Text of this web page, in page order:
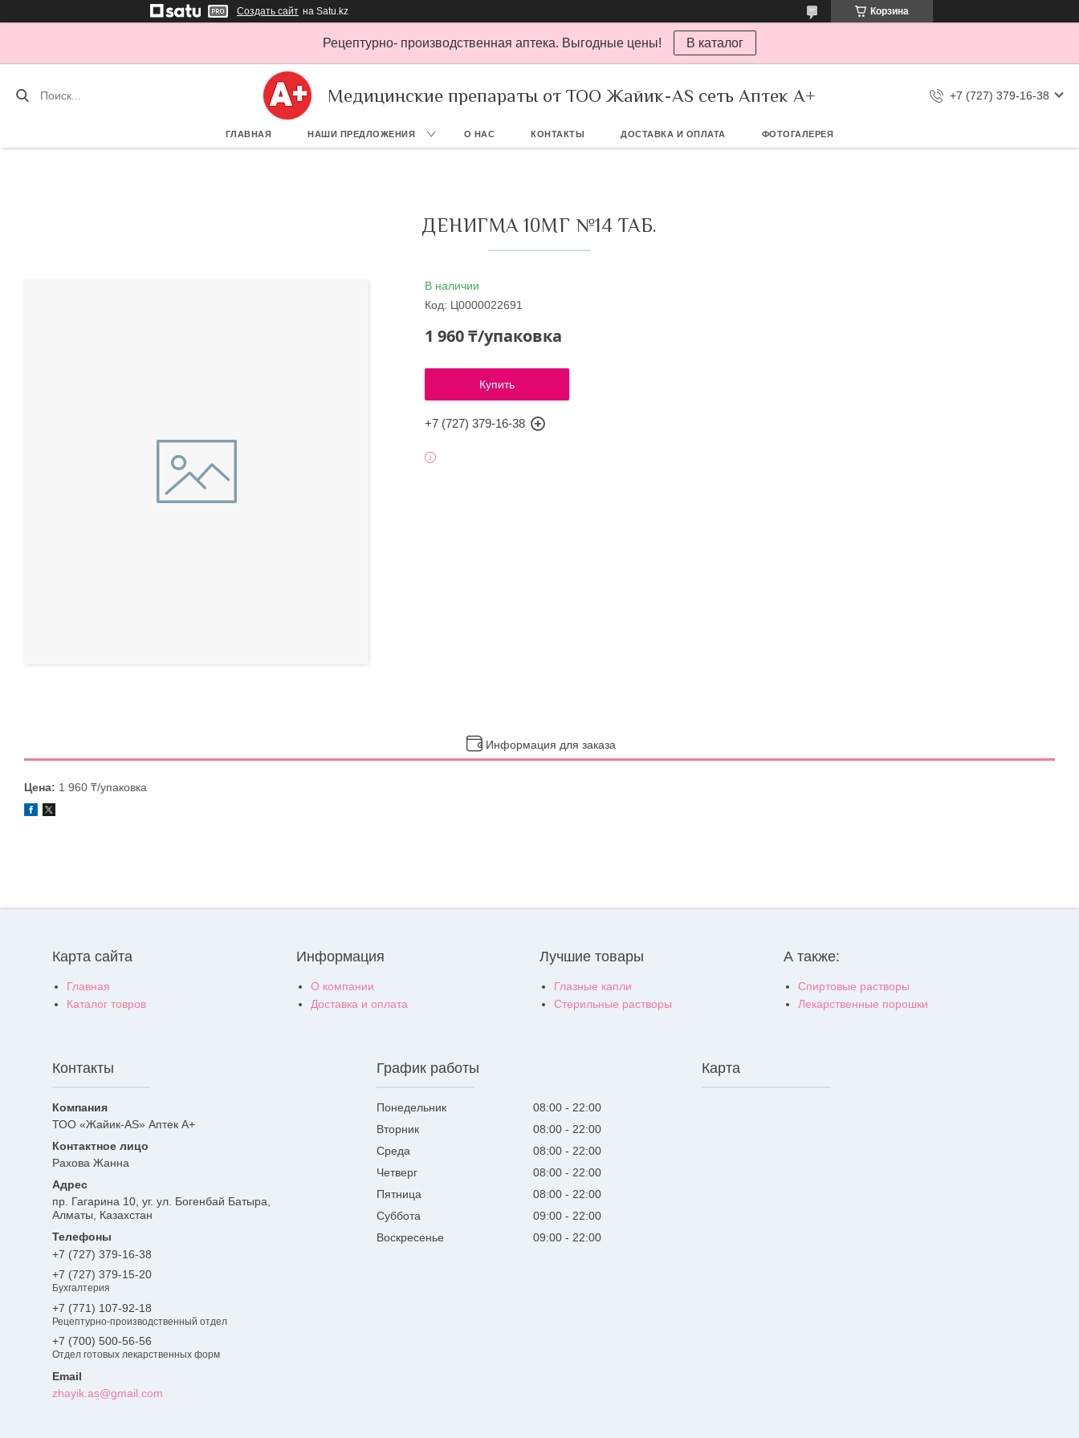
Создать сайт на Satu.kz Корзина
Рецептурно- производственная аптека. Выгодные цены! В каталог
Медицинские препараты от ТОО Жайик-AS сеть Аптек А+ +7 (727) 379-16-38
ГЛАВНАЯ НАШИ ПРЕДЛОЖЕНИЯ О НАС КОНТАКТЫ ДОСТАВКА И ОПЛАТА ФОТОГАЛЕРЕЯ
ДЕНИГМА 10МГ №14 ТАБ.
В наличии
Код: Ц0000022691
1 960 ₸/упаковка
Купить
+7 (727) 379-16-38
Информация для заказа
Цена: 1 960 ₸/упаковка
Карта сайта
Главная
Каталог товров
Информация
О компании
Доставка и оплата
Лучшие товары
Глазные капли
Стерильные растворы
А также:
Спиртовые растворы
Лекарственные порошки
Контакты
ТОО «Жайик-AS» Аптек А+
Рахова Жанна
пр. Гагарина 10, уг. ул. Богенбай Батыра,
Алматы, Казахстан
+7 (727) 379-16-38
+7 (727) 379-15-20
Бухгалтерия
+7 (771) 107-92-18
Рецептурно-производственный отдел
+7 (700) 500-56-56
Отдел готовых лекарственных форм
zhayik.as@gmail.com
График работы
Понедельник 08:00
22:00
Вторник
08:00
22:00
Среда
08:00
22:00
Четверг
08:00
22:00
Пятница
08:00
22:00
Суббота
09:00
22:00
Воскресенье
09:00 22:00
Карта